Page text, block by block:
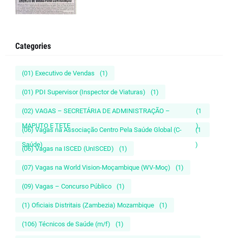
Categories
(01) Executivo de Vendas (1)
(01) PDI Supervisor (Inspector de Viaturas) (1)
(02) VAGAS – SECRETÁRIA DE ADMINISTRAÇÃO –
MAPUTO E TETE
(1
)
(06) Vagas na Associação Centro Pela Saúde Global (C-
Saúde)
(1
)
(06) Vagas na ISCED (UnISCED) (1)
(07) Vagas na World Vision-Moçambique (WV-Moç) (1)
(09) Vagas – Concurso Público (1)
(1) Oficiais Distritais (Zambezia) Mozambique (1)
(106) Técnicos de Saúde (m/f) (1)